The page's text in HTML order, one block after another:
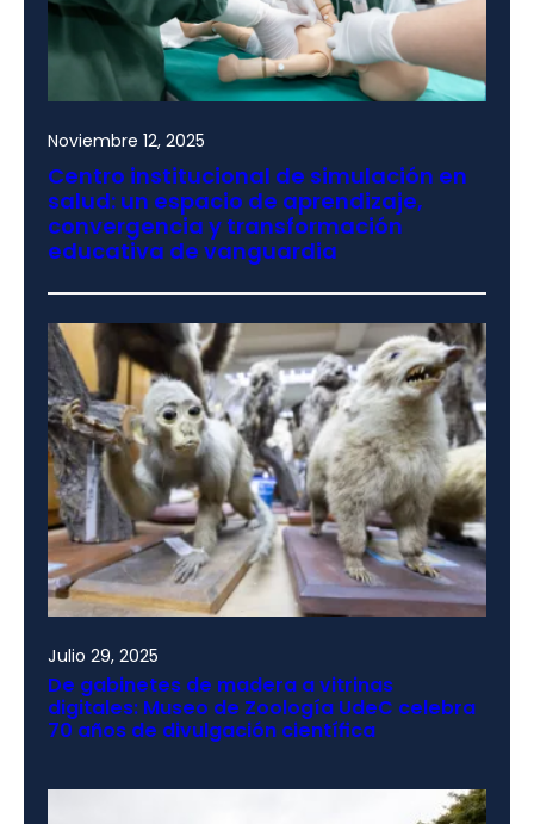
Noviembre 12, 2025
Centro institucional de simulación en
salud: un espacio de aprendizaje,
convergencia y transformación
educativa de vanguardia
Julio 29, 2025
De gabinetes de madera a vitrinas
digitales: Museo de Zoología UdeC celebra
70 años de divulgación científica